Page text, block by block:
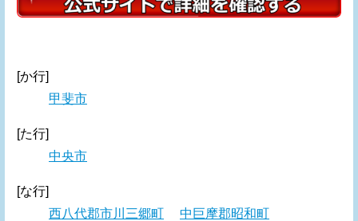
[か行]
甲斐市
[た行]
中央市
[な行]
西八代郡市川三郷町
中巨摩郡昭和町